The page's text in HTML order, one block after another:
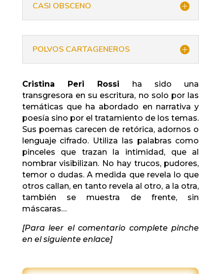
CASI OBSCENO
POLVOS CARTAGENEROS
Cristina Peri Rossi ha sido una
transgresora en su escritura, no solo por las
temáticas que ha abordado en narrativa y
poesía sino por el tratamiento de los temas.
Sus poemas carecen de retórica, adornos o
lenguaje cifrado. Utiliza las palabras como
pinceles que trazan la intimidad, que al
nombrar visibilizan. No hay trucos, pudores,
temor o dudas. A medida que revela lo que
otros callan, en tanto revela al otro, a la otra,
también se muestra de frente, sin
máscaras…
[Para leer el comentario complete pinche
en el siguiente enlace]